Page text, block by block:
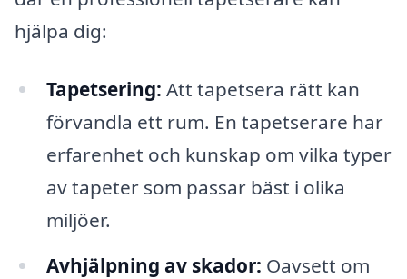
hjälpa dig:
Tapetsering: Att tapetsera rätt kan
förvandla ett rum. En tapetserare har
erfarenhet och kunskap om vilka typer
av tapeter som passar bäst i olika
miljöer.
Avhjälpning av skador: Oavsett om